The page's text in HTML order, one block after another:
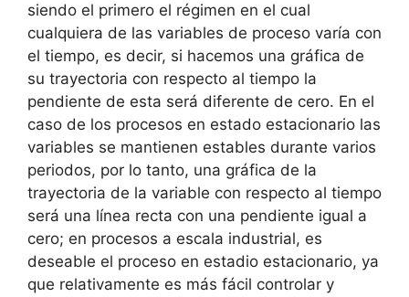
siendo el primero el régimen en el cual
cualquiera de las variables de proceso varía con
el tiempo, es decir, si hacemos una gráfica de
su trayectoria con respecto al tiempo la
pendiente de esta será diferente de cero. En el
caso de los procesos en estado estacionario las
variables se mantienen estables durante varios
periodos, por lo tanto, una gráfica de la
trayectoria de la variable con respecto al tiempo
será una línea recta con una pendiente igual a
cero; en procesos a escala industrial, es
deseable el proceso en estadio estacionario, ya
que relativamente es más fácil controlar y